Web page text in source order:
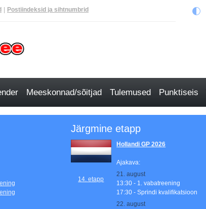
Postiindeksid ja sihtnumbrid
Meeskonnad/sõitjad Tulemused Punktiseis
Järgmine etapp
14. etapp
Hollandi GP 2026
Ajakava:
21. august
13:30 - 1. vabatreening
17:30 - Sprindi kvalifikatsioon
22. august